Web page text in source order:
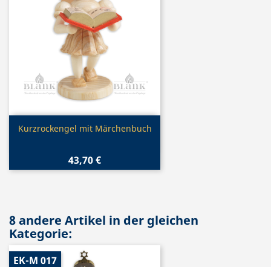
Vorschau
Kurzrockengel mit Märchenbuch
43,70 €
8 andere Artikel in der gleichen
Kategorie:
EK-M 017